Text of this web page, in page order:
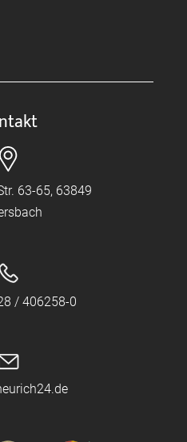
63-65, 63849
/ 406258-0